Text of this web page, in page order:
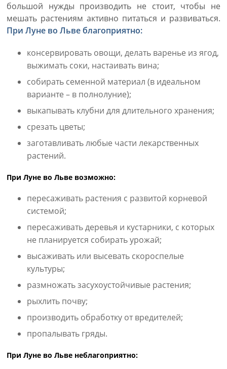
большой нужды производить не стоит, чтобы не
мешать растениям активно питаться и развиваться.
При Луне во Льве благоприятно:
консервировать овощи, делать варенье из ягод,
выжимать соки, настаивать вина;
собирать семенной материал (в идеальном
варианте – в полнолуние);
выкапывать клубни для длительного хранения;
срезать цветы;
заготавливать любые части лекарственных
растений.
При Луне во Льве возможно:
пересаживать растения с развитой корневой
системой;
пересаживать деревья и кустарники, с которых
не планируется собирать урожай;
высаживать или высевать скороспелые
культуры;
размножать засухоустойчивые растения;
рыхлить почву;
производить обработку от вредителей;
пропалывать гряды.
При Луне во Льве неблагоприятно: